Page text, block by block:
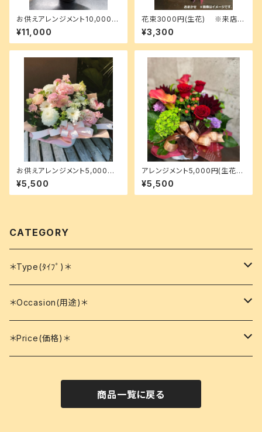
お供えアレンジメント10,000円
(生花) ※送料込
¥11,000
花束3000円(生花) ※来店受
渡 or 無料配達地域のみ選択可
2025
¥3,300
お供えアレンジメント5,000円
(生花) ※送料込
¥5,500
アレンジメント5,000円(生花)
※送料込
¥5,500
CATEGORY
＊Type(ﾀｲﾌﾟ)＊
花束
アレンジメント
プリザーブドフラワー
＊Occasion(用途)＊
誕生日
＊Price(価格)＊
4000円～5000円
商品一覧に戻る